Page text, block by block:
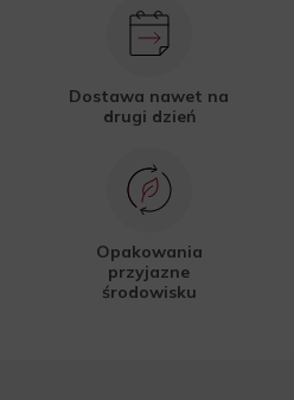
Dostawa nawet na
drugi dzień
Opakowania
przyjazne
środowisku